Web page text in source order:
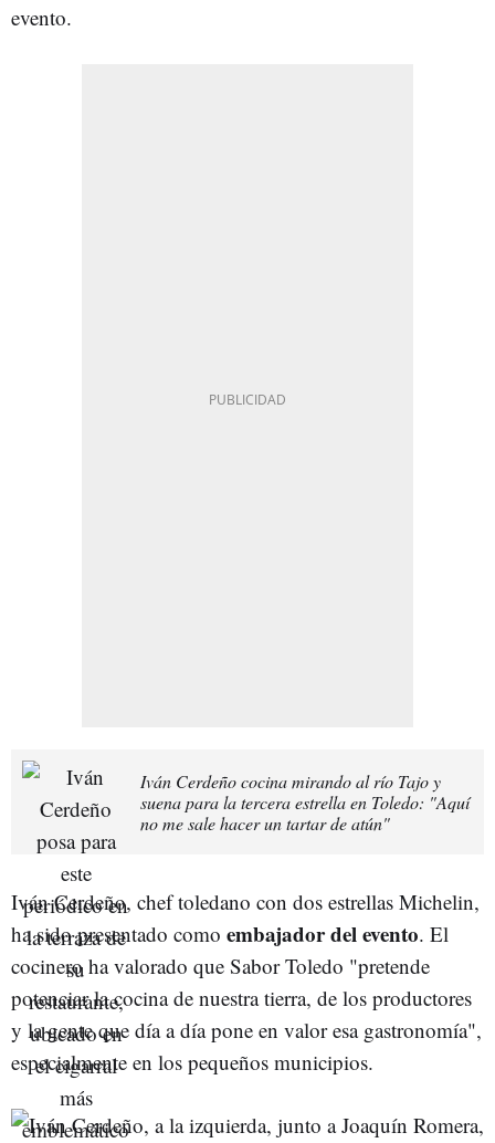
evento.
Iván Cerdeño cocina mirando al río Tajo y
suena para la tercera estrella en Toledo: "Aquí
no me sale hacer un tartar de atún"
Iván Cerdeño, chef toledano con dos estrellas Michelin,
ha sido presentado como embajador del evento. El
cocinero ha valorado que Sabor Toledo "pretende
potenciar la cocina de nuestra tierra, de los productores
y la gente que día a día pone en valor esa gastronomía",
especialmente en los pequeños municipios.